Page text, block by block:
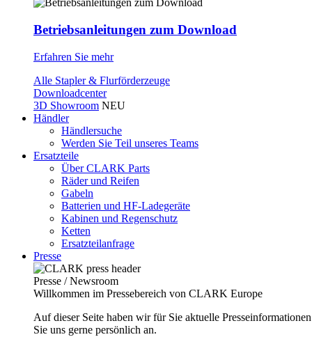
Betriebsanleitungen zum Download
Erfahren Sie mehr
Alle Stapler & Flurförderzeuge
Downloadcenter
3D Showroom NEU
Händler
Händlersuche
Werden Sie Teil unseres Teams
Ersatzteile
Über CLARK Parts
Räder und Reifen
Gabeln
Batterien und HF-Ladegeräte
Kabinen und Regenschutz
Ketten
Ersatzteilanfrage
Presse
Presse / Newsroom
Willkommen im Pressebereich von CLARK Europe
Auf dieser Seite haben wir für Sie aktuelle
Sie uns gerne persönlich an.